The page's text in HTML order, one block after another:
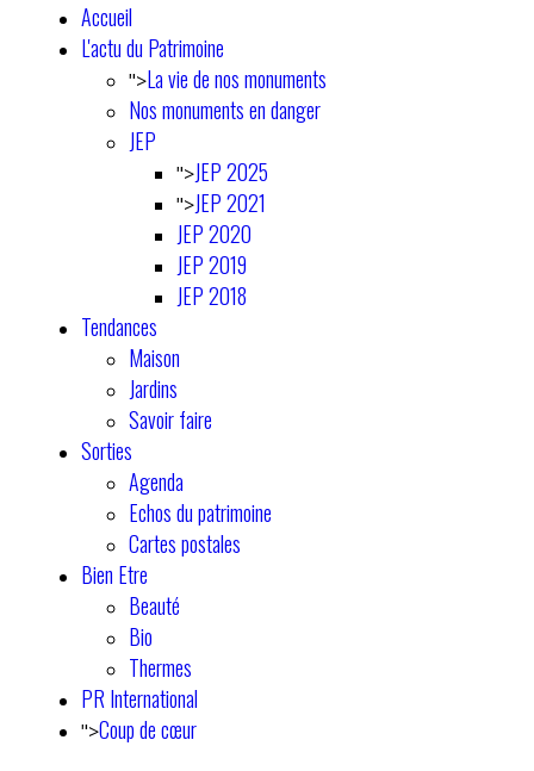
Accueil
L'actu du Patrimoine
">La vie de nos monuments
Nos monuments en danger
JEP
">JEP 2025
">JEP 2021
JEP 2020
JEP 2019
JEP 2018
Tendances
Maison
Jardins
Savoir faire
Sorties
Agenda
Echos du patrimoine
Cartes postales
Bien Etre
Beauté
Bio
Thermes
PR International
">Coup de cœur